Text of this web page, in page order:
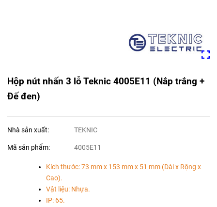
Hộp nút nhấn 3 lỗ Teknic 4005E11 (Nắp trắng +
Đế đen)
Nhà sản xuất: TEKNIC
Mã sản phẩm: 4005E11
Kích thước: 73 mm x 153 mm x 51 mm (Dài x Rộng x
Cao).
Vật liệu: Nhựa.
IP: 65.